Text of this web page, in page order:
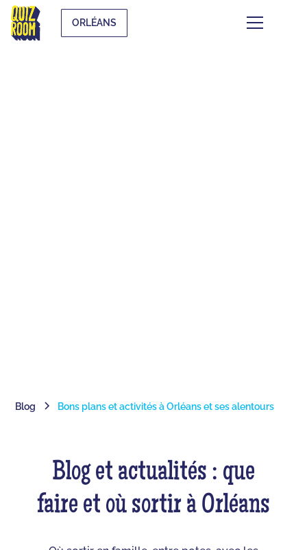
ORLÉANS
Blog Bons plans et activités à Orléans et ses alentours
Blog et actualités : que
faire et où sortir à Orléans